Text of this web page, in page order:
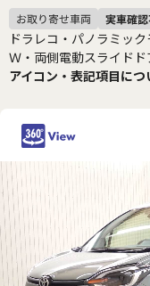
ドラレコ・パノラミッ
Ｗ・両側電動スライドド
アイコン・表記項目につ